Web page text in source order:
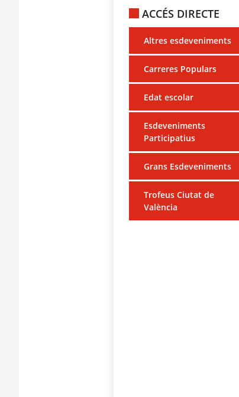
ACCÉS DIRECTE
Altres esdeveniments
Carreres Populars
Edat escolar
Esdeveniments
Participatius
Grans Esdeveniments
Trofeus Ciutat de
València